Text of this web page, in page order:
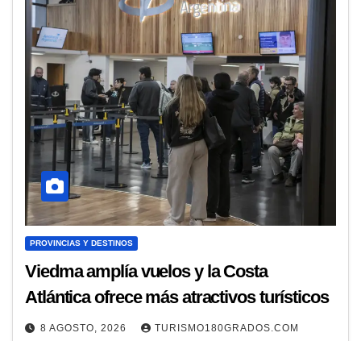
PROVINCIAS Y DESTINOS
Viedma amplía vuelos y la Costa
Atlántica ofrece más atractivos turísticos
8 AGOSTO, 2026 TURISMO180GRADOS.COM